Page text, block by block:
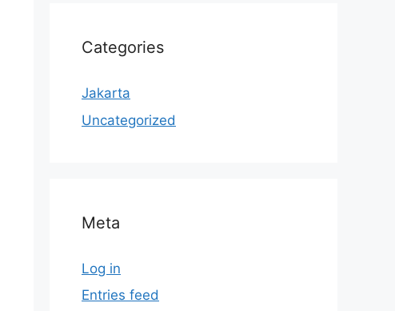
Categories
Jakarta
Uncategorized
Meta
Log in
Entries feed